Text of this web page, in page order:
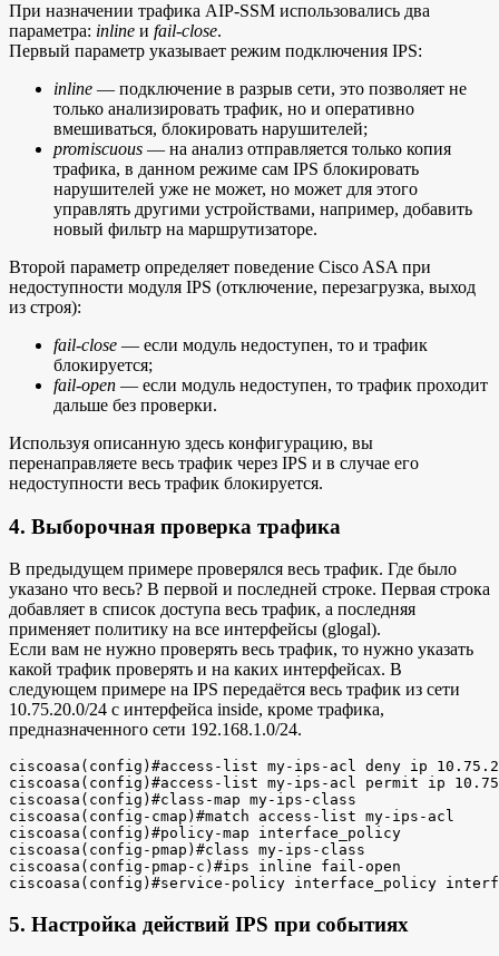
При назначении трафика AIP-SSM использовались два
параметра: inline и fail-close.
Первый параметр указывает режим подключения IPS:
inline — подключение в разрыв сети, это позволяет не
только анализировать трафик, но и оперативно
вмешиваться, блокировать нарушителей;
promiscuous — на анализ отправляется только копия
трафика, в данном режиме сам IPS блокировать
нарушителей уже не может, но может для этого
управлять другими устройствами, например, добавить
новый фильтр на маршрутизаторе.
Второй параметр определяет поведение Cisco ASA при
недоступности модуля IPS (отключение, перезагрузка, выход
из строя):
fail-close — если модуль недоступен, то и трафик
блокируется;
fail-open — если модуль недоступен, то трафик проходит
дальше без проверки.
Используя описанную здесь конфигурацию, вы
перенаправляете весь трафик через IPS и в случае его
недоступности весь трафик блокируется.
4. Выборочная проверка трафика
В предыдущем примере проверялся весь трафик. Где было
указано что весь? В первой и последней строке. Первая строка
добавляет в список доступа весь трафик, а последняя
применяет политику на все интерфейсы (glogal).
Если вам не нужно проверять весь трафик, то нужно указать
какой трафик проверять и на каких интерфейсах. В
следующем примере на IPS передаётся весь трафик из сети
10.75.20.0/24 с интерфейса inside, кроме трафика,
предназначенного сети 192.168.1.0/24.
ciscoasa(config)#access-list my-ips-acl deny ip
ciscoasa(config)#access-list my-ips-acl permit ip
ciscoasa(config)#class-map my-ips-class
ciscoasa(config-cmap)#match access-list my-ips-acl
ciscoasa(config)#policy-map interface_policy
ciscoasa(config-pmap)#class my-ips-class
ciscoasa(config-pmap-c)#ips inline fail-open
5. Настройка действий IPS при событиях